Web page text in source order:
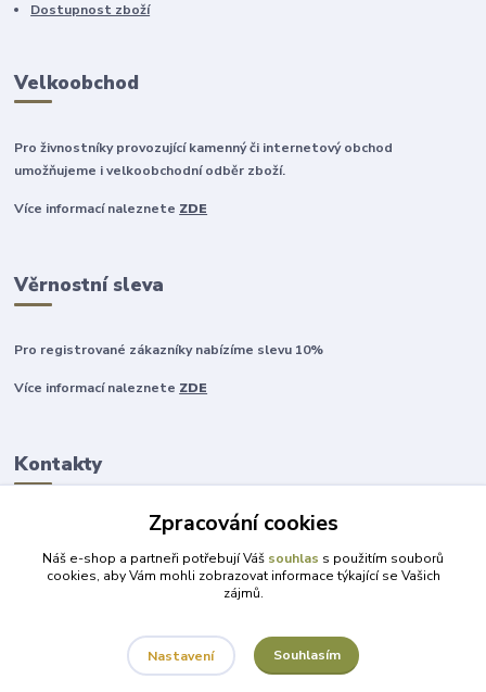
Dostupnost zboží
Velkoobchod
Pro živnostníky provozující kamenný či internetový obchod
umožňujeme i velkoobchodní odběr zboží.
Více informací naleznete ZDE
Věrnostní sleva
Pro registrované zákazníky nabízíme slevu 10%
Více informací naleznete ZDE
Kontakty
+420 777 315 999
obchod@darky-pro-radost.cz
Zpracování cookies
Náš e-shop a partneři potřebují Váš souhlas s použitím souborů
cookies, aby Vám mohli zobrazovat informace týkající se Vašich
zájmů.
Nastavení Souhlasím